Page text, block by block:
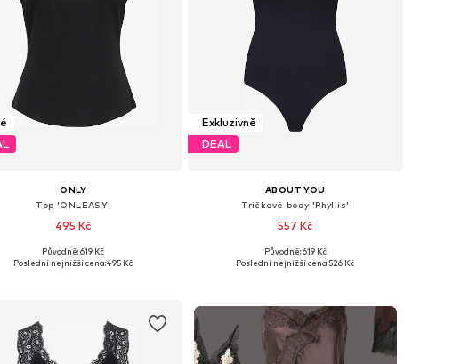
ONLY
Top 'ONLEASY'
495 Kč
Dostupné velikosti: XS, S, M, L, XL
Původně: 619 Kč
Poslední nejnižší cena:495 Kč
Exkluzivně
DEAL
ABOUT YOU
Tričkové body 'Phyllis'
557 Kč
Dostupné velikosti: XS, S, M, L, XL, XXL
Původně: 619 Kč
Poslední nejnižší cena:526 Kč